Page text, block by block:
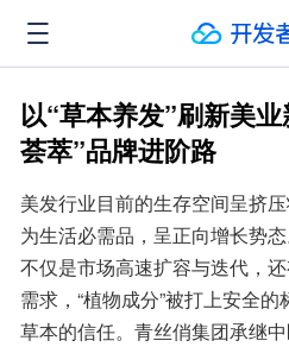
以“草本养发”刷新美
荟萃”品牌进阶路
美发行业目前的生存空间呈挤
为生活必需品，呈正向增长势
不仅是市场高速扩容与迭代，
需求，“植物成分”被打上安全
草本的信任。青丝俏集团承继